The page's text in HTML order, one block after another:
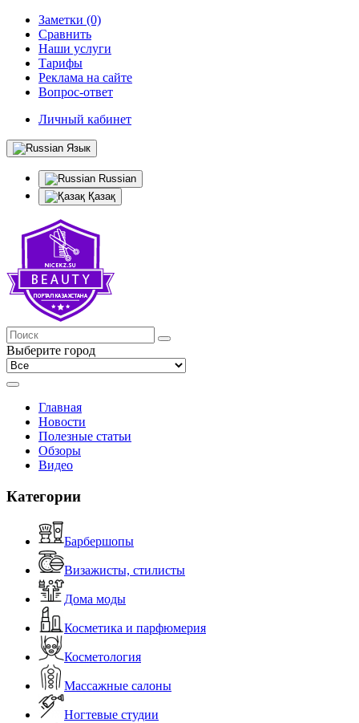
Заметки (0)
Сравнить
Наши услуги
Тарифы
Реклама на сайте
Вопрос-ответ
Личный кабинет
Язык
Russian
Қазақ
Выберите город
Главная
Новости
Полезные статьи
Обзоры
Видео
Категории
Барбершопы
Визажисты, стилисты
Дома моды
Косметика и парфюмерия
Косметология
Массажные салоны
Ногтевые студии